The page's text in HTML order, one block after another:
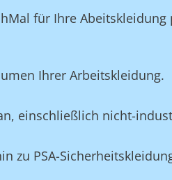
für Ihre Abeitskleidung
Ihrer Arbeitskleidung.
einschließlich nicht-
zu PSA-